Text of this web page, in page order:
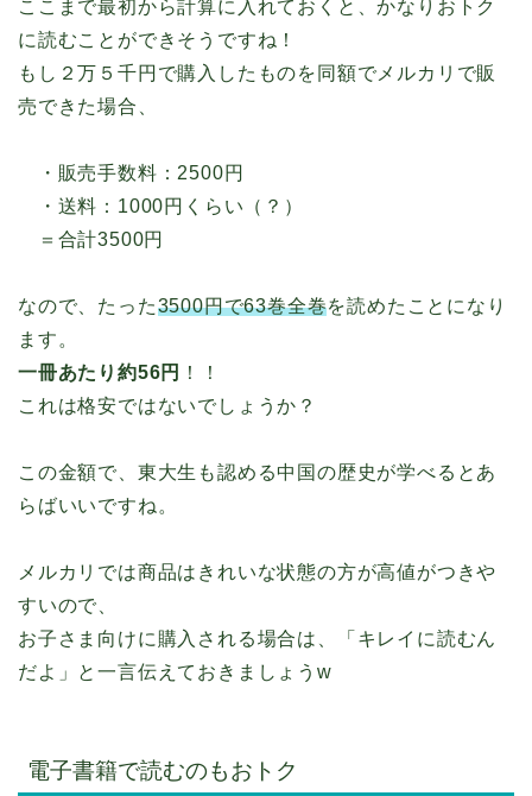
ここまで最初から計算に入れておくと、かなりおトク
に読むことができそうですね！
もし２万５千円で購入したものを同額でメルカリで販
売できた場合、
・販売手数料：2500円
・送料：1000円くらい（？）
＝合計3500円
なので、たった3500円で63巻全巻を読めたことになり
ます。
一冊あたり約56円
！！
これは格安ではないでしょうか？
この金額で、東大生も認める中国の歴史が学べるとあ
らばいいですね。
メルカリでは商品はきれいな状態の方が高値がつきや
すいので、
お子さま向けに購入される場合は、「キレイに読むん
だよ」と一言伝えておきましょうw
電子書籍で読むのもおトク